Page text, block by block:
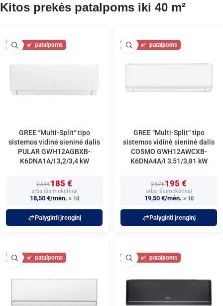
Kitos prekės patalpoms iki 40 m²
40
GREE “Multi-Split“ tipo
sistemos vidinė sieninė dalis
PULAR GWH12AGBXB-
K6DNA1A/I 3,2/3,4 kW
248€185 €
arba išsimokėtinai
18,50 €/mėn. × 10
Palyginti įrenginį
40
GREE “Multi-Split“ tipo
sistemos vidinė sieninė dalis
COSMO GWH12AWCXB-
K6DNA4A/I 3,51/3,81 kW
257€195 €
arba išsimokėtinai
19,50 €/mėn. × 10
Palyginti įrenginį
40 40